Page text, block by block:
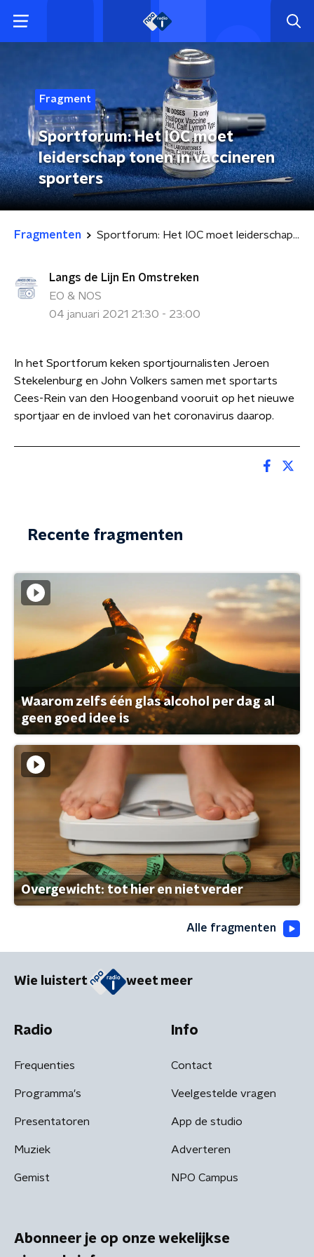
Fragment
Sportforum: Het IOC moet
leiderschap tonen in vaccineren
sporters
Fragmenten Sportforum: Het IOC moet leiderschap tonen in vaccineren sporters
Langs de Lijn En Omstreken
EO & NOS
04 januari 2021 21:30 - 23:00
In het Sportforum keken sportjournalisten Jeroen
Stekelenburg en John Volkers samen met sportarts
Cees-Rein van den Hoogenband vooruit op het nieuwe
sportjaar en de invloed van het coronavirus daarop.
Recente fragmenten
Waarom zelfs één glas alcohol per dag al
geen goed idee is
Overgewicht: tot hier en niet verder
Alle fragmenten
Wie luistert weet meer
Radio
Frequenties
Programma's
Presentatoren
Muziek
Gemist
Info
Contact
Veelgestelde vragen
App de studio
Adverteren
NPO Campus
Abonneer je op onze wekelijkse